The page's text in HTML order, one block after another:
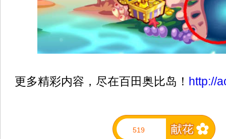
更多精彩内容，尽在百田奥比岛！ http://
519